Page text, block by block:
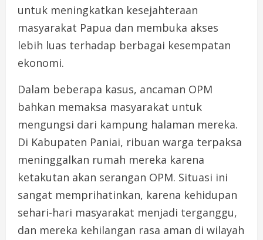
untuk meningkatkan kesejahteraan
masyarakat Papua dan membuka akses
lebih luas terhadap berbagai kesempatan
ekonomi.
Dalam beberapa kasus, ancaman OPM
bahkan memaksa masyarakat untuk
mengungsi dari kampung halaman mereka.
Di Kabupaten Paniai, ribuan warga terpaksa
meninggalkan rumah mereka karena
ketakutan akan serangan OPM. Situasi ini
sangat memprihatinkan, karena kehidupan
sehari-hari masyarakat menjadi terganggu,
dan mereka kehilangan rasa aman di wilayah